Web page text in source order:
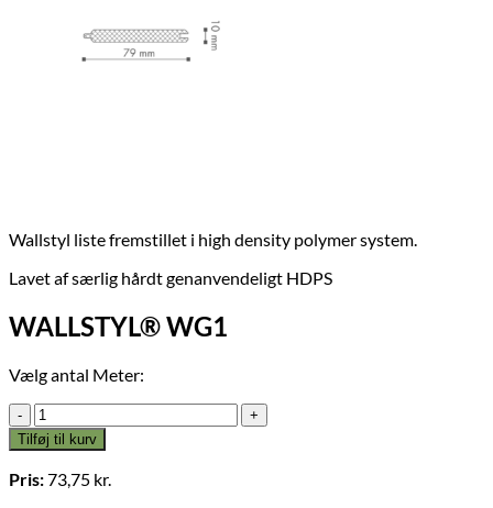
Wallstyl liste fremstillet i high density polymer system.
Lavet af særlig hårdt genanvendeligt HDPS
WALLSTYL® WG1
Vælg antal Meter:
WALLSTYL®
WG1
antal
Tilføj til kurv
Pris:73,75 kr.